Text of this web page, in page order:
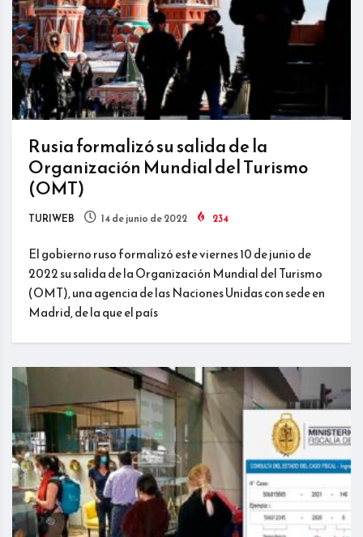
Rusia formalizó su salida de la
Organización Mundial del Turismo
(OMT)
TURIWEB 14 de junio de 2022 234
El gobierno ruso formalizó este viernes 10 de junio de
2022 su salida de la Organización Mundial del Turismo
(OMT), una agencia de las Naciones Unidas con sede en
Madrid, de la que el país